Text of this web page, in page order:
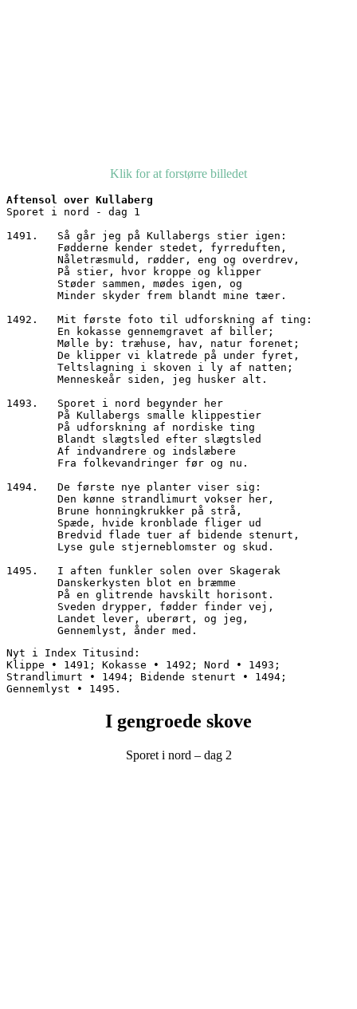
Klik for at forstørre billedet
Aftensol over Kullaberg
Sporet i nord - dag 1
1491.   Så går jeg på Kullabergs stier igen:
        Fødderne kender stedet, fyrreduften,
        Nåletræsmuld, rødder, eng og overdrev,
        På stier, hvor kroppe og klipper
        Støder sammen, mødes igen, og
        Minder skyder frem blandt mine tæer.
1492.   Mit første foto til udforskning af ting:
        En kokasse gennemgravet af biller;
        Mølle by: træhuse, hav, natur forenet;
        De klipper vi klatrede på under fyret,
        Teltslagning i skoven i ly af natten;
        Menneskeår siden, jeg husker alt.
1493.   Sporet i nord begynder her
        På Kullabergs smalle klippestier
        På udforskning af nordiske ting
        Blandt slægtsled efter slægtsled
        Af indvandrere og indslæbere
        Fra folkevandringer før og nu.
1494.   De første nye planter viser sig:
        Den kønne strandlimurt vokser her,
        Brune honningkrukker på strå,
        Spæde, hvide kronblade fliger ud
        Bredvid flade tuer af bidende stenurt,
        Lyse gule stjerneblomster og skud.
1495.   I aften funkler solen over Skagerak
        Danskerkysten blot en bræmme
        På en glitrende havskilt horisont.
        Sveden drypper, fødder finder vej,
        Landet lever, uberørt, og jeg,
        Gennemlyst, ånder med.
Nyt i Index Titusind:
Klippe • 1491; Kokasse • 1492; Nord • 1493;
Strandlimurt • 1494; Bidende stenurt • 1494;
Gennemlyst • 1495.
I gengroede skove
Sporet i nord – dag 2